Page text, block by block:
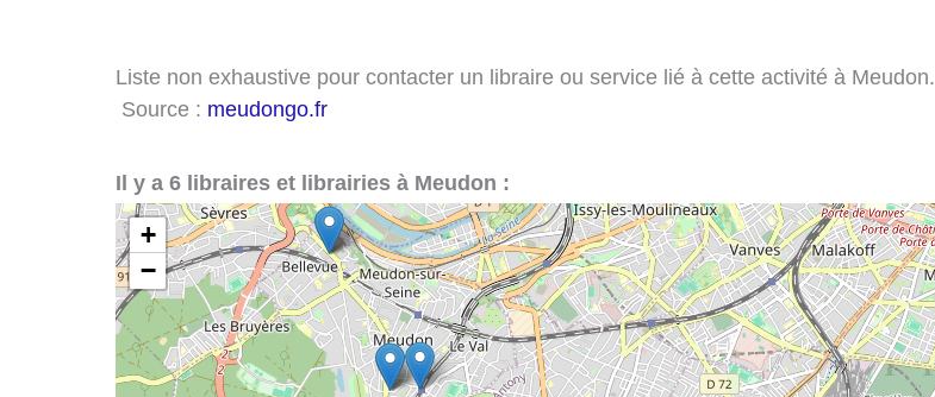
Liste non exhaustive pour contacter un libraire ou service lié à cette activité à Meudon.
Source : meudongo.fr
Il y a 6 libraires et librairies à Meudon :
+
−